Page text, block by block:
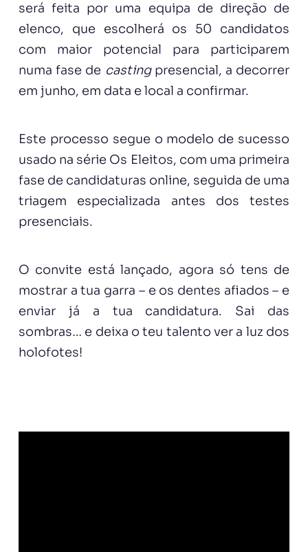
será feita por uma equipa de direção de
elenco, que escolherá os 50 candidatos
com maior potencial para participarem
numa fase de castingpresencial, a decorrer
em junho, em data e local a confirmar.
Este processo segue o modelo de sucesso
usado na série Os Eleitos, com uma primeira
fase de candidaturas online, seguida de uma
triagem especializada antes dos testes
presenciais.
O convite está lançado, agora só tens de
mostrar a tua garra – e os dentes afiados – e
enviar já a tua candidatura. Sai das
sombras… e deixa o teu talento ver a luz dos
holofotes!